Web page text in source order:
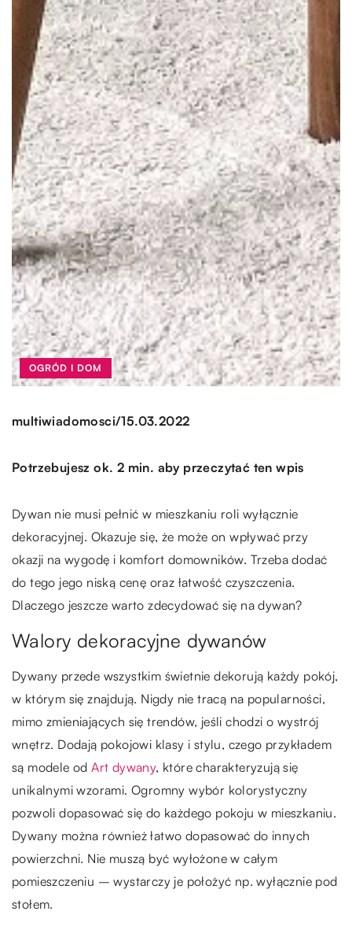
OGRÓD I DOM
multiwiadomosci/15.03.2022
Potrzebujesz ok. 2 min. aby przeczytać ten wpis
Dywan nie musi pełnić w mieszkaniu roli wyłącznie
dekoracyjnej. Okazuje się, że może on wpływać przy
okazji na wygodę i komfort domowników. Trzeba dodać
do tego jego niską cenę oraz łatwość czyszczenia.
Dlaczego jeszcze warto zdecydować się na dywan?
Walory dekoracyjne dywanów
Dywany przede wszystkim świetnie dekorują każdy pokój,
w którym się znajdują. Nigdy nie tracą na popularności,
mimo zmieniających się trendów, jeśli chodzi o wystrój
wnętrz. Dodają pokojowi klasy i stylu, czego przykładem
są modele odArt dywany, które charakteryzują się
unikalnymi wzorami. Ogromny wybór kolorystyczny
pozwoli dopasować się do każdego pokoju w mieszkaniu.
Dywany można również łatwo dopasować do innych
powierzchni. Nie muszą być wyłożone w całym
pomieszczeniu – wystarczy je położyć np. wyłącznie pod
stołem.